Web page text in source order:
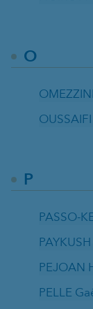
O
P
PASSO-
PEJOAN
PELLE